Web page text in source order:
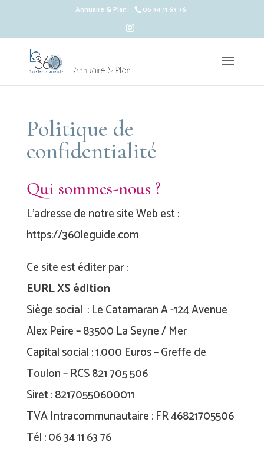
Annuaire & Plan 06 34 11 63 76
Politique de
confidentialité
Qui sommes-nous ?
L’adresse de notre site Web est :
https://360leguide.com
Ce site est éditer par :
EURL XS édition
Siège social : Le Catamaran A -124 Avenue
Alex Peire – 83500 La Seyne / Mer
Capital social : 1.000 Euros – Greffe de
Toulon – RCS 821 705 506
Siret : 82170550600011
TVA Intracommunautaire : FR 46821705506
Tél : 06 34 11 63 76